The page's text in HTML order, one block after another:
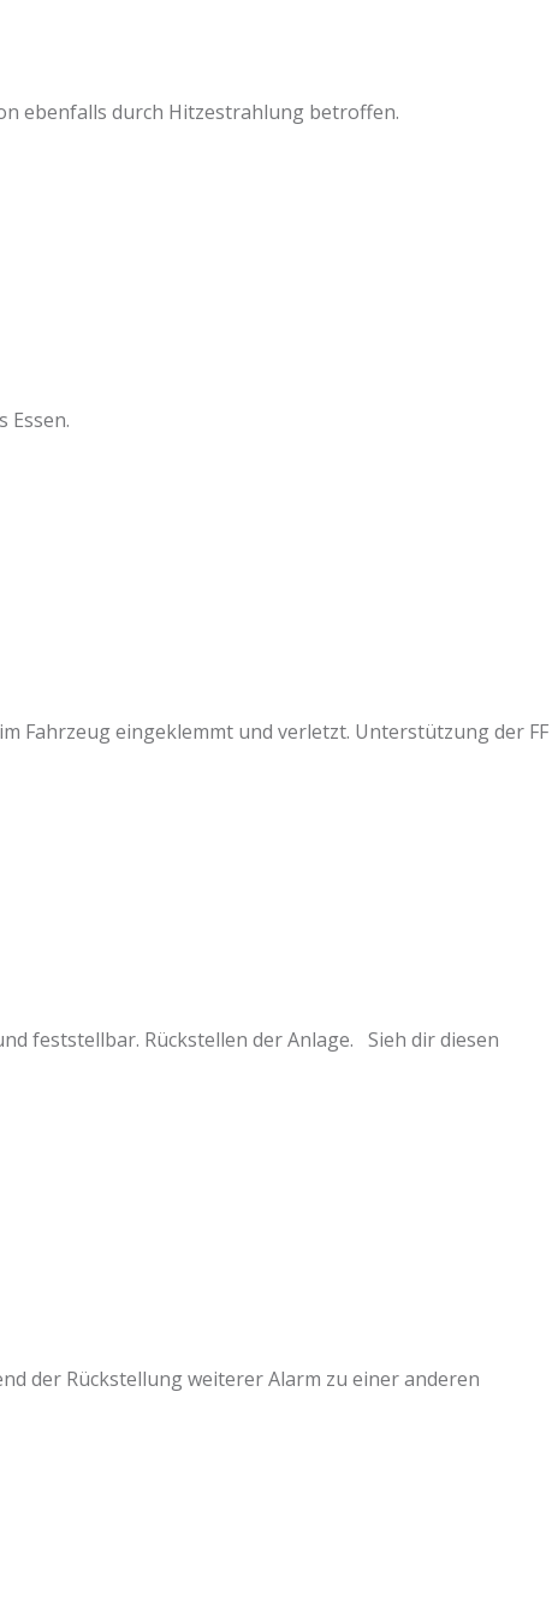
ebenfalls durch Hitzestrahlung betroffen.
Essen.
Fahrzeug eingeklemmt und verletzt. Unterstützung der FF
feststellbar. Rückstellen der Anlage. Sieh dir diesen
der Rückstellung weiterer Alarm zu einer anderen